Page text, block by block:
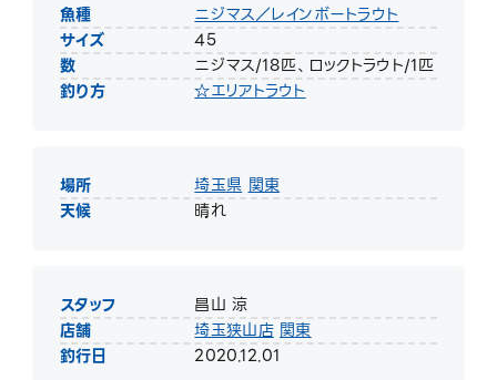
魚種
ニジマス／レインボートラウト
サイズ
45
数
ニジマス/18匹、ロックトラウト/1匹
釣り方
☆エリアトラウト
場所 埼玉県 関東
天候
晴れ
スタッフ
昌山 涼
店舗
埼玉狭山店 関東
釣行日
2020.12.01